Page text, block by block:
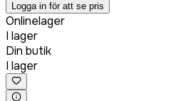
Logga in för att se pris
Onlinelager
I lager
Din butik
I lager